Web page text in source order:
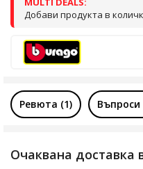
Очаквана доставка
Добави продукта в
Ревюта (1) Въпроси